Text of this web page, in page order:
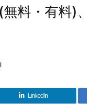
料・有料)
LinkedIn